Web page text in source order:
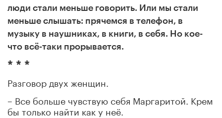
люди стали меньше говорить. Или мы стали
меньше слышать: прячемся в телефон, в
музыку в наушниках, в книги, в себя. Но кое-
что всё-таки прорывается.
* * *
Разговор двух женщин.
– Все больше чувствую себя Маргаритой. Крем
бы только найти как у неё.